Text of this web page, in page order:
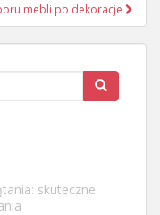
mebli po dekoracje
skuteczne